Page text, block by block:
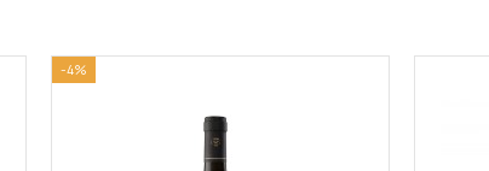
-4%